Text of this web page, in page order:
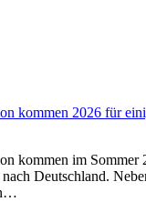
kommen 2026 für
kommen im Sommer
Deutschland.